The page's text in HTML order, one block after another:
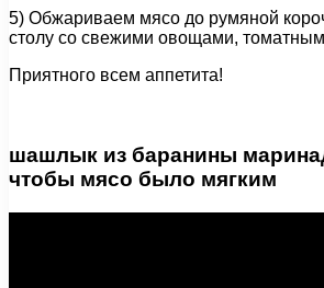
5) Обжариваем мясо до румяной
столу со свежими овощами,
Приятного всем аппетита!
шашлык из баранины
чтобы мясо было мягким